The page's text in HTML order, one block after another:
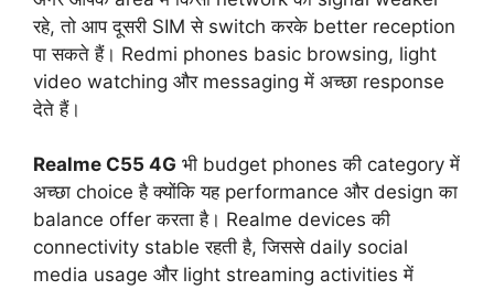
रहे, तो आप दूसरी SIM से switch करके better reception
पा सकते हैं। Redmi phones basic browsing, light
video watching और messaging में अच्छा response
देते हैं।
Realme C55 4G भी budget phones की category में
अच्छा choice है क्योंकि यह performance और design का
balance offer करता है। Realme devices की
connectivity stable रहती है, जिससे daily social
media usage और light streaming activities में